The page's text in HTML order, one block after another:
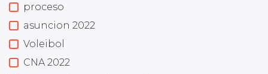
proceso
asuncion 2022
Voleibol
CNA 2022